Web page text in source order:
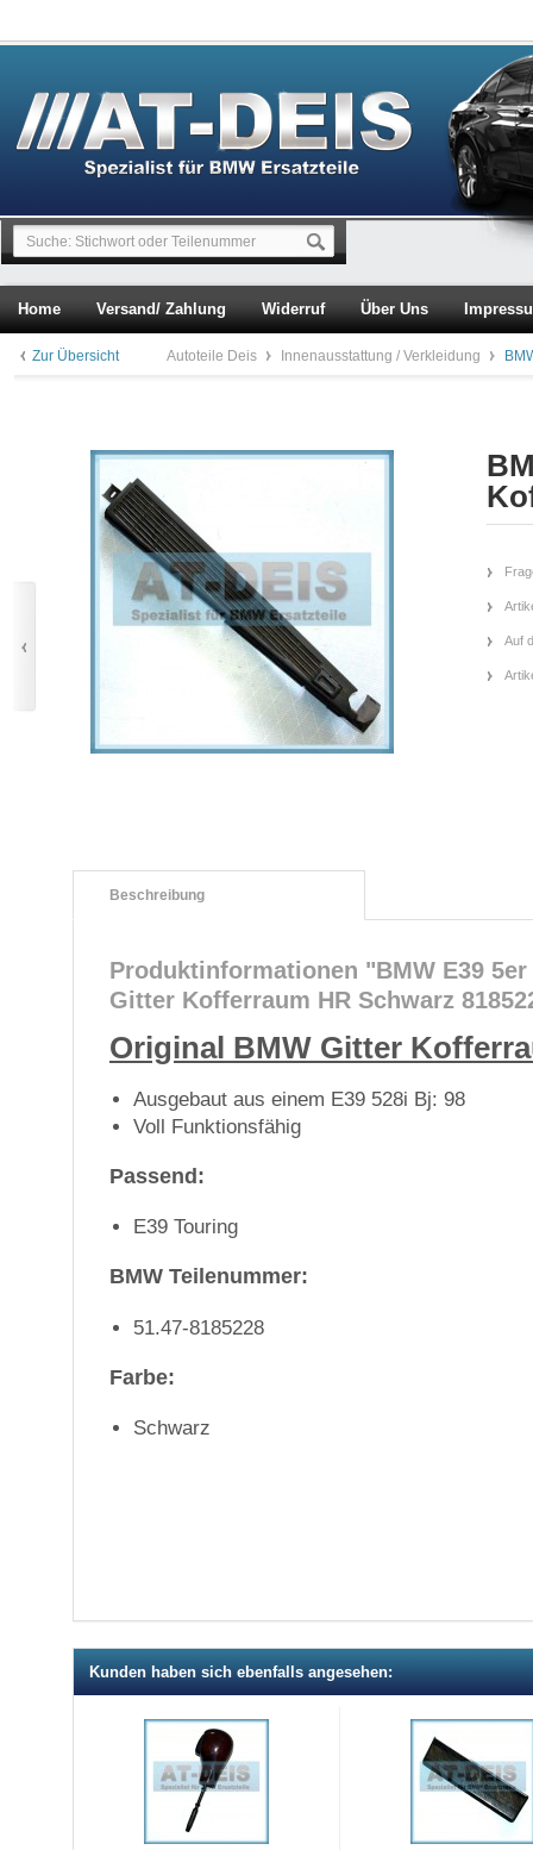
Home Versand/ Zahlung Widerruf Über Uns
Zur Übersicht Autoteile Deis Innenausstattung / Verkleidung
Auf
Beschreibung
Produktinformationen "BMW E39
Gitter Kofferraum HR Schwarz
Original BMW Gitter
Ausgebaut aus einem E39 528i Bj: 98
Voll Funktionsfähig
Passend:
E39 Touring
BMW Teilenummer:
51.47-8185228
Farbe:
Schwarz
Kunden haben sich ebenfalls angesehen: